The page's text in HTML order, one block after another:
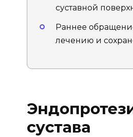
суставной
Раннее
лечению и
сустава